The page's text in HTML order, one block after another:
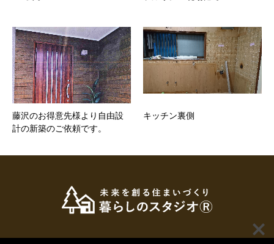
藤沢のお得意先様より自由設
計の新築のご依頼です。
キッチン裏側